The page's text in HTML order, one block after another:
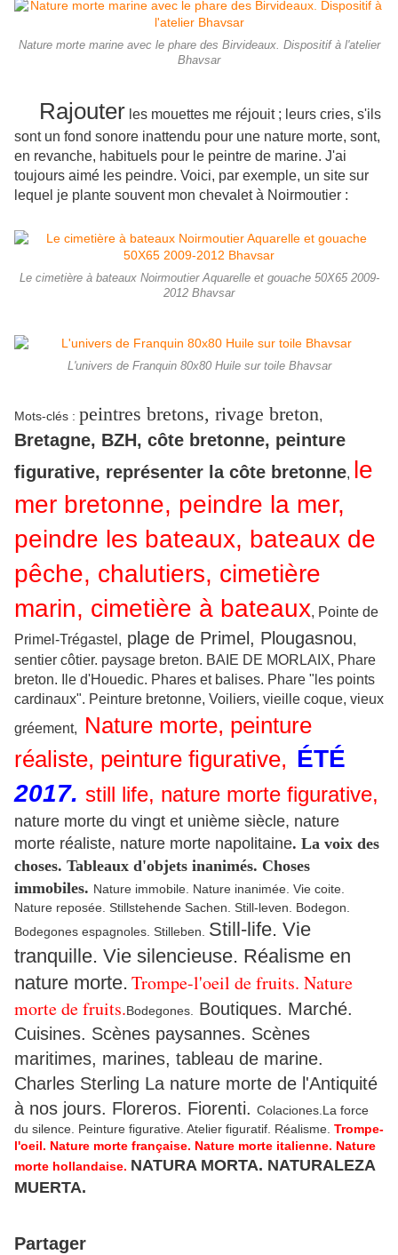
Nature morte marine avec le phare des Birvideaux. Dispositif à l'atelier
Bhavsar
Rajouter les mouettes me réjouit ; leurs cries, s'ils
sont un fond sonore inattendu pour une nature morte, sont,
en revanche, habituels pour le peintre de marine. J'ai
toujours aimé les peindre. Voici, par exemple, un site sur
lequel je plante souvent mon chevalet à Noirmoutier :
Le cimetière à bateaux Noirmoutier Aquarelle et gouache 50X65 2009-
2012 Bhavsar
L'univers de Franquin 80x80 Huile sur toile Bhavsar
Mots-clés : peintres bretons, rivage breton,
Bretagne, BZH, côte bretonne, peinture
figurative, représenter la côte bretonne, le
mer bretonne, peindre la mer,
peindre les bateaux, bateaux de
pêche, chalutiers, cimetière
marin, cimetière à bateaux, Pointe de
Primel-Trégastel, plage de Primel, Plougasnou,
sentier côtier. paysage breton. BAIE DE MORLAIX, Phare
breton. Ile d'Houedic. Phares et balises. Phare "les points
cardinaux". Peinture bretonne, Voiliers, vieille coque, vieux
gréement,
Nature morte, peinture
réaliste, peinture figurative, ÉTÉ
2017. still life, nature morte figurative,
nature morte du vingt et unième siècle, nature
morte réaliste, nature morte napolitaine. La voix des
choses. Tableaux d'objets inanimés. Choses
immobiles. Nature immobile. Nature inanimée. Vie coite.
Nature reposée. Stillstehende Sachen. Still-leven. Bodegon.
Bodegones espagnoles. Stilleben. Still-life. Vie
tranquille. Vie silencieuse. Réalisme en
nature morte. Trompe-l'oeil de fruits. Nature
morte de fruits.Bodegones.
Boutiques. Marché.
Cuisines. Scènes paysannes. Scènes
maritimes, marines, tableau de marine.
Charles Sterling La nature morte de l'Antiquité
à nos jours. Floreros. Fiorenti. Colaciones.La force
du silence. Peinture figurative. Atelier figuratif. Réalisme. Trompe-
l'oeil. Nature morte française. Nature morte italienne. Nature
morte hollandaise. NATURA MORTA. NATURALEZA
MUERTA.
Partager